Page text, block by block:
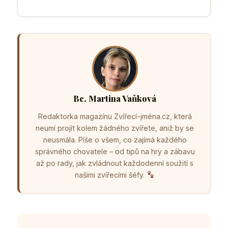
Bc. Martina Vaňková
Redaktorka magazínu Zvířecí-jména.cz, která
neumí projít kolem žádného zvířete, aniž by se
neusmála. Píše o všem, co zajímá každého
správného chovatele – od tipů na hry a zábavu
až po rady, jak zvládnout každodenní soužití s
našimi zvířecími šéfy.